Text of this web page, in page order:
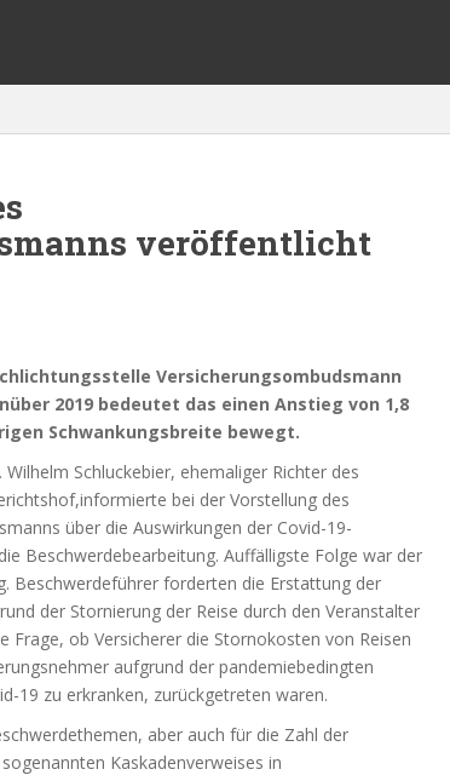
veröffentlicht
Versicherungsombudsmann
2019 bedeutet das einen Anstieg von 1,8
Schwankungsbreite bewegt.
Schluckebier, ehemaliger Richter des
bei der Vorstellung des
über die Auswirkungen der Covid-19-
Beschwerdebearbeitung. Auffälligste Folge war der
Beschwerdeführer forderten die Erstattung der
der Stornierung der Reise durch den Veranstalter
Frage, ob Versicherer die Stornokosten von Reisen
aufgrund der pandemiebedingten
19 zu erkranken, zurückgetreten waren.
aber auch für die Zahl der
Kaskadenverweises in